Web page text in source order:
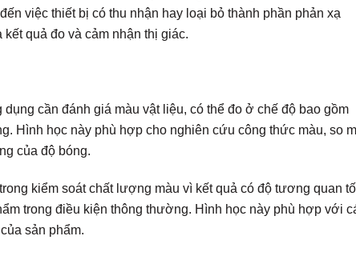
việc thiết bị có thu nhận hay loại bỏ thành phần phản xạ
quả đo và cảm nhận thị giác.
cần đánh giá màu vật liệu, có thể đo ở chế độ bao gồm
Hình học này phù hợp cho nghiên cứu công thức màu, so
của độ bóng.
kiểm soát chất lượng màu vì kết quả có độ tương quan
trong điều kiện thông thường. Hình học này phù hợp với
sản phẩm.